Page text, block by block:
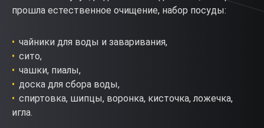
прошла естественное очищение, набор посуды:
чайники для воды и заваривания,
сито,
чашки, пиалы,
доска для сбора воды,
спиртовка, шипцы, воронка, кисточка, ложечка,
игла.